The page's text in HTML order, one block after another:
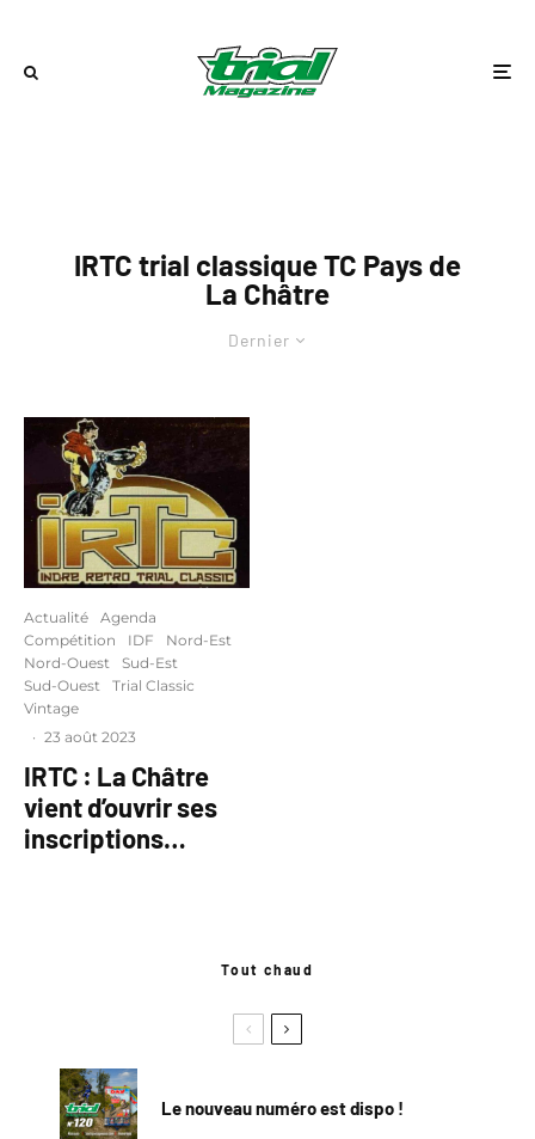
IRTC trial classique TC Pays de
La Châtre
Dernier
Actualité
Agenda
Compétition
IDF
Nord-Est
Nord-Ouest
Sud-Est
Sud-Ouest
Trial Classic
Vintage
· 23 août 2023
IRTC : La Châtre
vient d’ouvrir ses
inscriptions…
Tout chaud
Le nouveau numéro est dispo !